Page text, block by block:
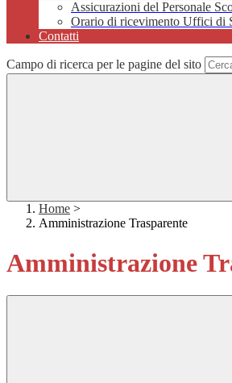
Assicurazioni del Personale
Orario di ricevimento Uffici di
Contatti
Campo di ricerca per le pagine del sito
Home >
Amministrazione Trasparente
Amministrazione